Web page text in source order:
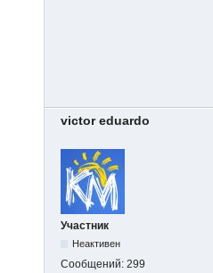
victor eduardo
Участник
Неактивен
Сообщений: 299